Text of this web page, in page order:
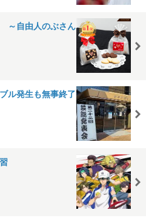
～自由人のぶさん
ル発生も無事終了